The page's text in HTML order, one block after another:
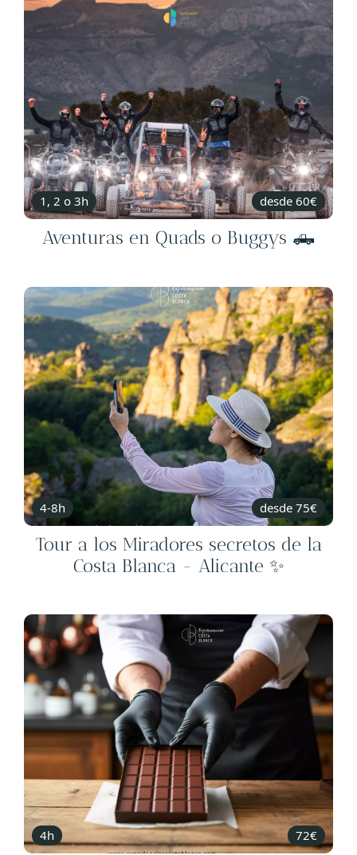
1, 2 o 3h desde 60€
Aventuras en Quads o Buggys 🛻
4-8h desde 75€
Tour a los Miradores secretos de la
Costa Blanca - Alicante ✨
4h 72€